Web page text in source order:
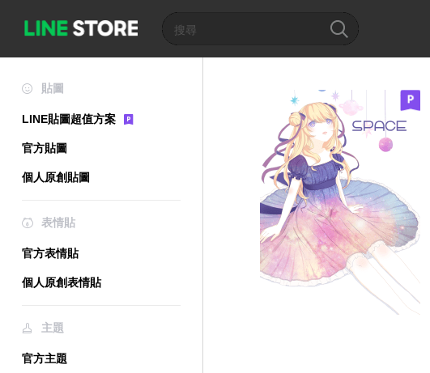
貼圖
LINE貼圖超值方案
官方貼圖
個人原創貼圖
表情貼
官方表情貼
個人原創表情貼
主題
官方主題